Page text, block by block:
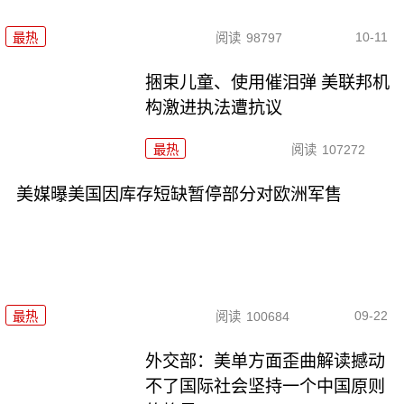
最热 阅读 98797 10-11
捆束儿童、使用催泪弹 美联邦机
构激进执法遭抗议
最热 阅读 107272
美媒曝美国因库存短缺暂停部分对欧洲军售
最热 阅读 100684 09-22
外交部：美单方面歪曲解读撼动
不了国际社会坚持一个中国原则